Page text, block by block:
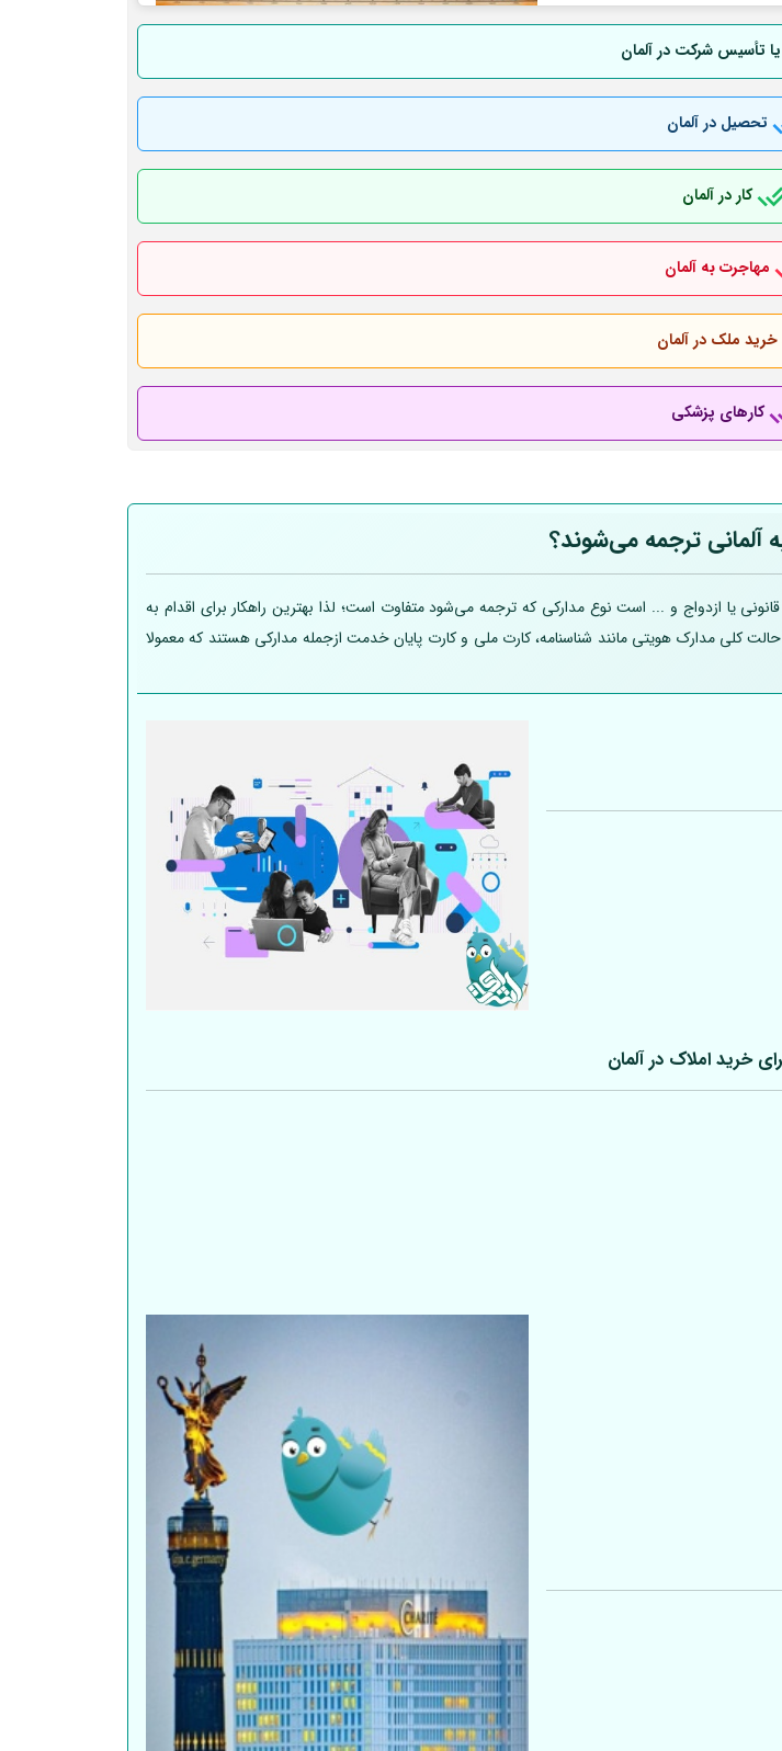
تأسیس شرکت در آلمان
تحصیل در آلمان
کار در آلمان
مهاجرت به آلمان
خرید ملک در آلمان
کارهای پزشکی
آلمانی ترجمه می‌شوند؟
یا ازدواج و ... است نوع مدارکی که ترجمه می‌شود متفاوت است؛ لذا بهترین راهکار برای اقدام به
کلی مدارک هویتی مانند شناسنامه، کارت ملی و کارت پایان خدمت ازجمله مدارکی هستند که معمولا
خرید املاک درآلمان